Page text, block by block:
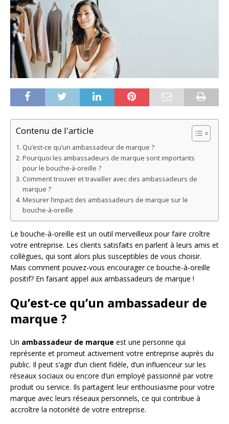
Contenu de l'article
Qu’est-ce qu’un ambassadeur de marque ?
Pourquoi les ambassadeurs de marque sont importants
pour le bouche-à-oreille ?
Comment trouver et travailler avec des ambassadeurs de
marque ?
Mesurer l’impact des ambassadeurs de marque sur le
bouche-à-oreille
Le bouche-à-oreille est un outil merveilleux pour faire croître
votre entreprise. Les clients satisfaits en parlent à leurs amis et
collègues, qui sont alors plus susceptibles de vous choisir.
Mais comment pouvez-vous encourager ce bouche-à-oreille
positif? En faisant appel aux ambassadeurs de marque !
Qu’est-ce qu’un ambassadeur de
marque ?
Un ambassadeur de marque est une personne qui
représente et promeut activement votre entreprise auprès du
public. Il peut s’agir d’un client fidèle, d’un influenceur sur les
réseaux sociaux ou encore d’un employé passionné par votre
produit ou service. Ils partagent leur enthousiasme pour votre
marque avec leurs réseaux personnels, ce qui contribue à
accroître la notoriété de votre entreprise.